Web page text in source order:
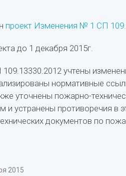
проект Изменения № 1 СП
до 1 декабря 2015г.
учтены
нормативные
уточнены пожарно-
и устранены противоречия в
документов по
2015